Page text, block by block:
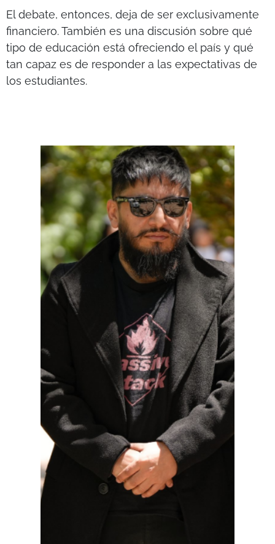
El debate, entonces, deja de ser exclusivamente
financiero. También es una discusión sobre qué
tipo de educación está ofreciendo el país y qué
tan capaz es de responder a las expectativas de
los estudiantes.